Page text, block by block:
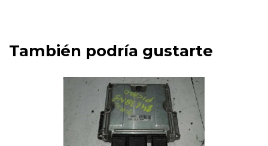
También podría gustarte